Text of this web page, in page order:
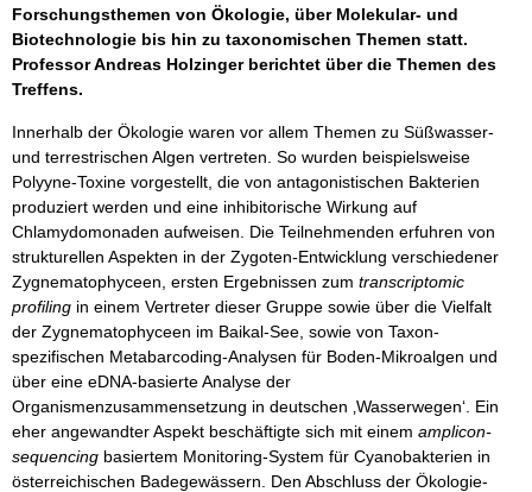
Forschungsthemen von Ökologie, über Molekular- und
Biotechnologie bis hin zu taxonomischen Themen statt.
Professor Andreas Holzinger berichtet über die Themen des
Treffens.
Innerhalb der Ökologie waren vor allem Themen zu Süßwasser-
und terrestrischen Algen vertreten. So wurden beispielsweise
Polyyne-Toxine vorgestellt, die von antagonistischen Bakterien
produziert werden und eine inhibitorische Wirkung auf
Chlamydomonaden aufweisen. Die Teilnehmenden erfuhren von
strukturellen Aspekten in der Zygoten-Entwicklung verschiedener
Zygnematophyceen, ersten Ergebnissen zum transcriptomic
profiling in einem Vertreter dieser Gruppe sowie über die Vielfalt
der Zygnematophyceen im Baikal-See, sowie von Taxon-
spezifischen Metabarcoding-Analysen für Boden-Mikroalgen und
über eine eDNA-basierte Analyse der
Organismenzusammensetzung in deutschen ‚Wasserwegen‘. Ein
eher angewandter Aspekt beschäftigte sich mit einem amplicon-
sequencing basiertem Monitoring-System für Cyanobakterien in
österreichischen Badegewässern. Den Abschluss der Ökologie-